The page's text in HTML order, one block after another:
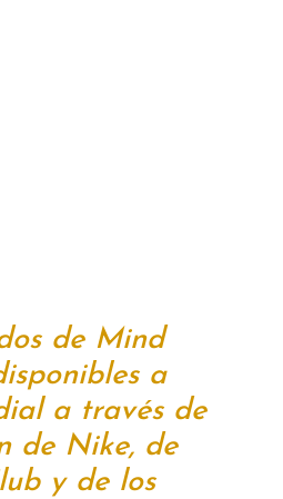
de Mind
a
a través de
de Nike, de
y de los